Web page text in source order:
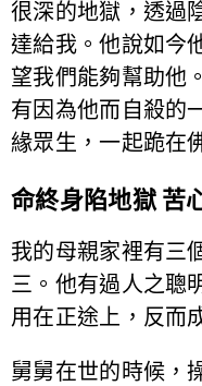
很深的地獄，透過
達給我。他說如今
望我們能夠幫助他
有因為他而自殺的
緣眾生，一起跪在
命終身陷地獄 苦
我的母親家裡有三
三。他有過人之聰
用在正途上，反而
舅舅在世的時候，